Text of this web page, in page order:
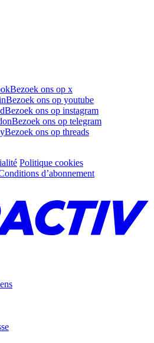
Bezoek ons op x
Bezoek ons op youtube
Bezoek ons op instagram
Bezoek ons op telegram
Bezoek ons op threads
Politique cookies
d’abonnement